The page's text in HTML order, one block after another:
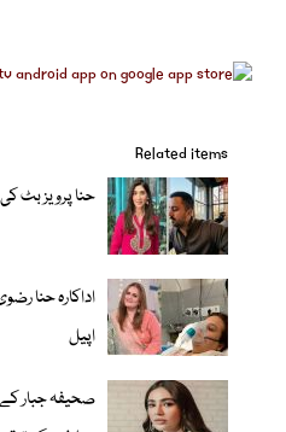
Related items
حنا پرویز بٹ
اداکارہ حنا
اپیل
صحیفہ جبار کے